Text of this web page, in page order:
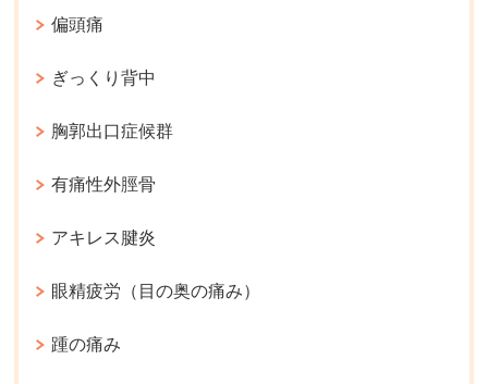
偏頭痛
ぎっくり背中
胸郭出口症候群
有痛性外脛骨
アキレス腱炎
眼精疲労（目の奥の痛み）
踵の痛み